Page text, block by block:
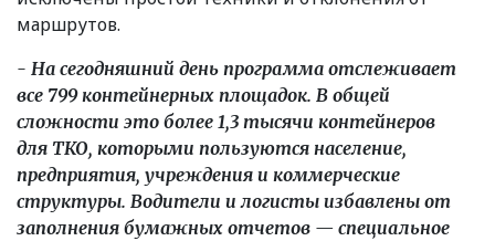
маршрутов.
- На сегодняшний день программа отслеживает
все 799 контейнерных площадок. В общей
сложности это более 1,3 тысячи контейнеров
для ТКО, которыми пользуются население,
предприятия, учреждения и коммерческие
структуры. Водители и логисты избавлены от
заполнения бумажных отчетов — специальное